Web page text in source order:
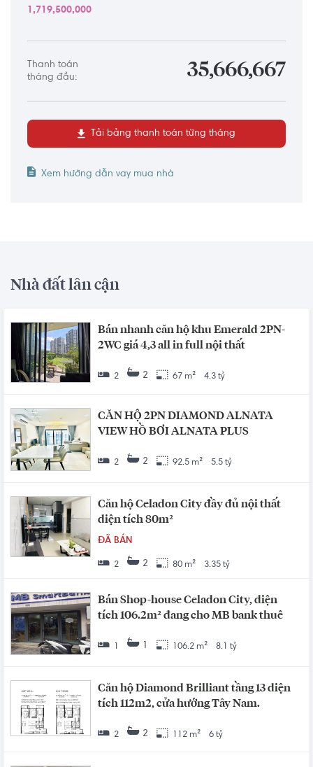
1,719,500,000
Thanh toán
tháng đầu:
35,666,667
Tải bảng thanh toán từng tháng
Xem hướng dẫn vay mua nhà
Nhà đất lân cận
Bán nhanh căn hộ khu Emerald 2PN-
2WC giá 4,3 all in full nội thất
2 2 67 m² 4.3 tỷ
CĂN HỘ 2PN DIAMOND ALNATA
VIEW HỒ BƠI ALNATA PLUS
2 2 92.5 m² 5.5 tỷ
Căn hộ Celadon City đầy đủ nội thất
diện tích 80m²
ĐÃ BÁN
2 2 80 m² 3.35 tỷ
Bán Shop-house Celadon City, diện
tích 106.2m² đang cho MB bank thuê
1 106.2 m² 8.1 tỷ
Căn hộ Diamond Brilliant tầng 13 diện
tích 112m2, cửa hướng Tây Nam.
2 2 112 m² 6 tỷ